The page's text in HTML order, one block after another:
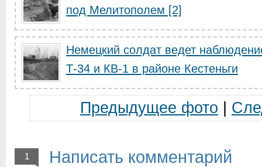
под Мелитополем [2]
Немецкий солдат ведет
Т-34 и КВ-1 в районе Кестеньги
Предыдущее фото
1 Написать комментарий